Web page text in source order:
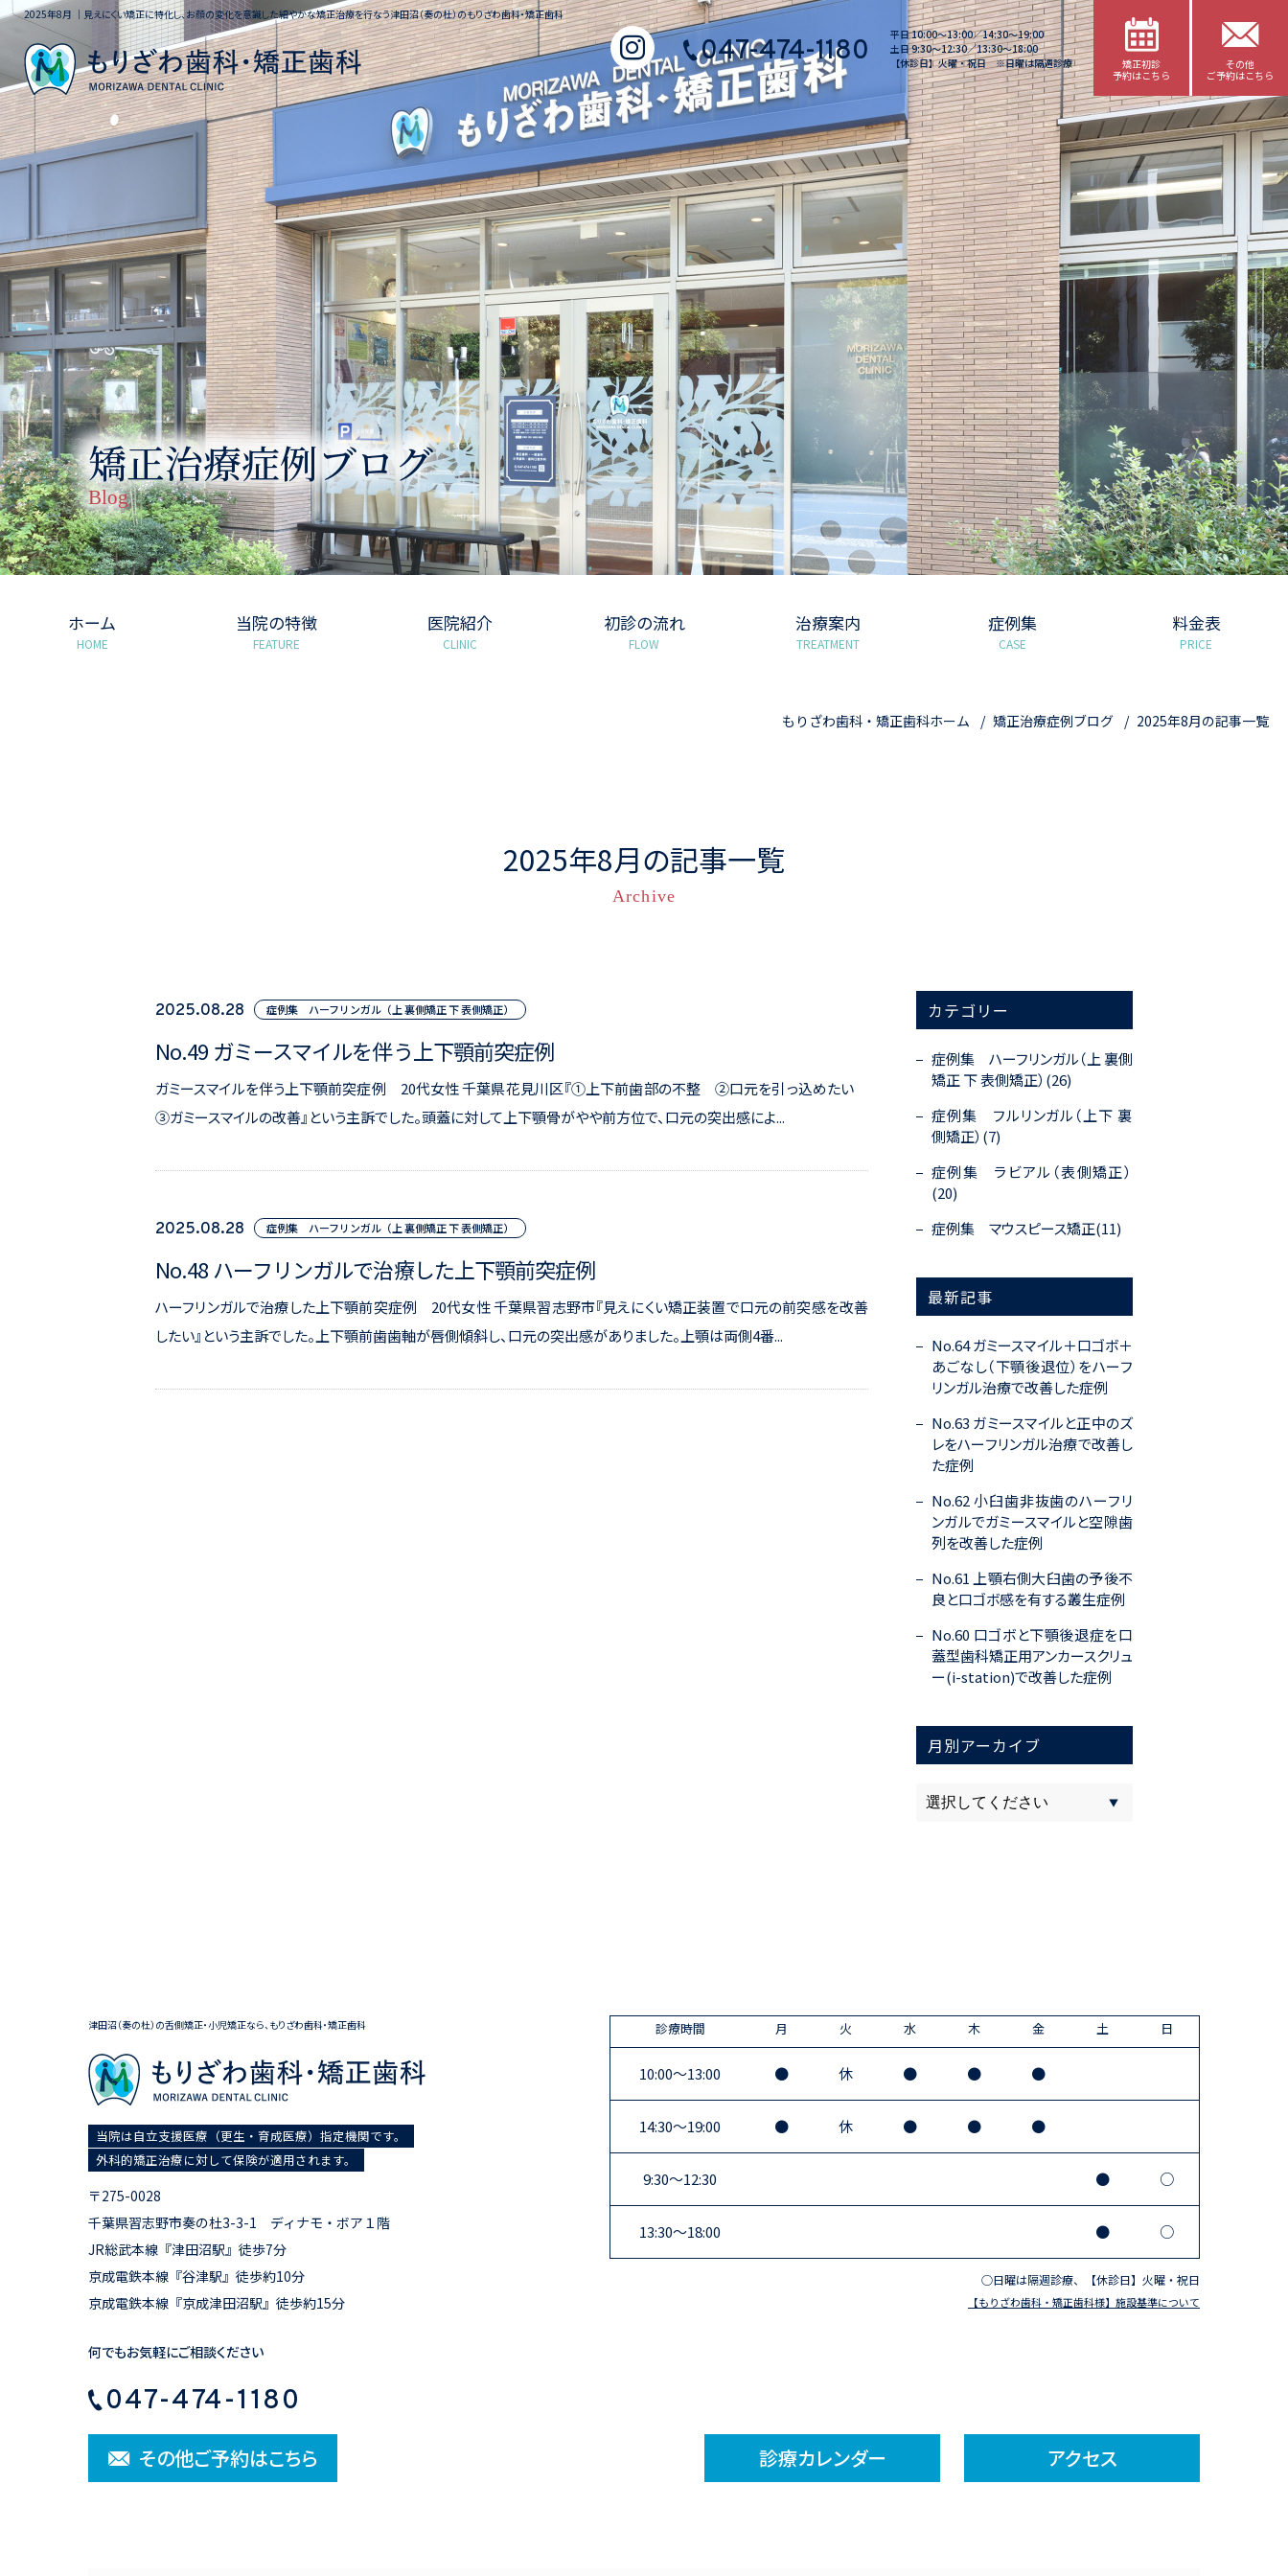
2025年8月 ｜見えにくい矯正に特化し、お顔の変化を意識した細やかな矯正治療を行なう津田沼（奏の杜）のもりざわ歯科・矯正歯科
047-474-1180
平日 10:00〜13:00／14:30〜19:00
土日 9:30〜12:30／13:30〜18:00
【休診日】火曜・祝日 ※日曜は隔週診療
矯正初診
予約はこちら
その他
ご予約はこちら
矯正治療症例ブログ
Blog
ホーム
HOME
当院の特徴
FEATURE
医院紹介
CLINIC
初診の流れ
FLOW
治療案内
TREATMENT
症例集
CASE
料金表
PRICE
もりざわ歯科・矯正歯科ホーム 矯正治療症例ブログ 2025年8月の記事一覧
2025年8月の記事一覧
Archive
2025.08.28 症例集 ハーフリンガル（上 裏側矯正 下 表側矯正）
No.49 ガミースマイルを伴う上下顎前突症例
ガミースマイルを伴う上下顎前突症例 20代女性 千葉県花見川区『①上下前歯部の不整 ②口元を引っ込めたい
③ガミースマイルの改善』という主訴でした。頭蓋に対して上下顎骨がやや前方位で、口元の突出感によ...
2025.08.28 症例集 ハーフリンガル（上 裏側矯正 下 表側矯正）
No.48 ハーフリンガルで治療した上下顎前突症例
ハーフリンガルで治療した上下顎前突症例 20代女性 千葉県習志野市『見えにくい矯正装置で口元の前突感を改善
したい』という主訴でした。上下顎前歯歯軸が唇側傾斜し、口元の突出感がありました。上顎は両側4番...
カテゴリー
症例集 ハーフリンガル（上 裏側
矯正 下 表側矯正）(26)
症例集 フルリンガル（上下 裏
側矯正）(7)
症例集 ラビアル（表側矯正）
(20)
症例集 マウスピース矯正(11)
最新記事
No.64 ガミースマイル＋口ゴボ＋
あごなし（下顎後退位）をハーフ
リンガル治療で改善した症例
No.63 ガミースマイルと正中のズ
レをハーフリンガル治療で改善し
た症例
No.62 小臼歯非抜歯のハーフリ
ンガルでガミースマイルと空隙歯
列を改善した症例
No.61 上顎右側大臼歯の予後不
良と口ゴボ感を有する叢生症例
No.60 口ゴボと下顎後退症を口
蓋型歯科矯正用アンカースクリュ
ー(i-station)で改善した症例
月別アーカイブ
津田沼（奏の杜）の舌側矯正・小児矯正なら、もりざわ歯科・矯正歯科
当院は自立支援医療（更生・育成医療）指定機関です。
外科的矯正治療に対して保険が適用されます。
〒275-0028
千葉県習志野市奏の杜3-3-1 ディナモ・ボア１階
JR総武本線『津田沼駅』徒歩7分
京成電鉄本線『谷津駅』徒歩約10分
京成電鉄本線『京成津田沼駅』徒歩約15分
何でもお気軽にご相談ください
047-474-1180
その他ご予約はこちら
診療時間 月 火 水 木 金 土 日
10:00〜13:00 ● 休 ● ● ●
14:30〜19:00 ● 休 ● ● ●
9:30〜12:30 ● ○
13:30〜18:00 ● ○
○日曜は隔週診療、【休診日】火曜・祝日
【もりざわ歯科・矯正歯科様】施設基準について
診療カレンダー アクセス